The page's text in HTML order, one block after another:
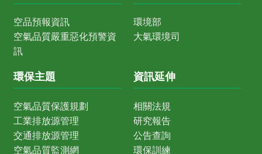
空品預報資訊
空氣品質嚴重惡化預警資
訊
環境部
大氣環境司
環保主題
空氣品質保護規劃
工業排放源管理
交通排放源管理
空氣品質監測網
資訊延伸
相關法規
研究報告
公告查詢
環保訓練